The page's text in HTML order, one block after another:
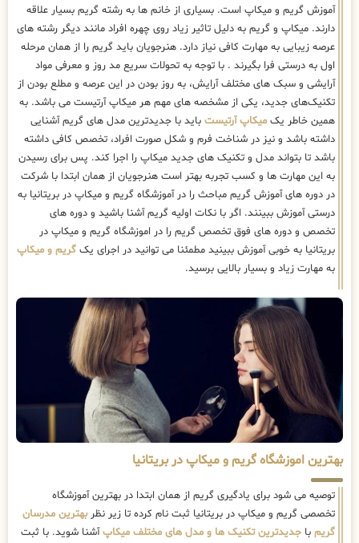
آموزش گریم و میکاپ است. بسیاری از خانم ها به رشته گریم بسیار علاقه
دارند. میکاپ و گریم به دلیل تاثیر زیاد روی چهره افراد مانند دیگر رشته های
عرصه زیبایی به مهارت کافی نیاز دارد. هنرجویان باید گریم را از همان مرحله
اول به درستی فرا بگیرند . با توجه به تحولات سریع مد روز و معرفی مواد
آرایشی و سبک های مختلف آرایش، به روز بودن در این عرصه و مطلع بودن از
تکنیک‌های جدید، یکی از مشخصه های مهم هر میکاپ آرتیست می باشد. به
همین خاطر یک میکاپ آرتیست باید با جدیدترین مدل های گریم آشنایی
داشته باشد و نیز در شناخت فرم و شکل صورت افراد، تخصص کافی داشته
باشد تا بتواند مدل و تکنیک های جدید میکاپ را اجرا کند. پس برای رسیدن
به این مهارت ها و کسب تجربه بهتر است هنرجویان از همان ابتدا با شرکت
در دوره های آموزش گریم مباحث را در آموزشگاه گریم و میکاپ در بریتانیا به
درستی آموزش ببینند. اگر با نکات اولیه گریم آشنا باشید و دوره های
تخصص و دوره های فوق تخصص گریم را در اموزشگاه گریم و میکاپ در
بریتانیا به خوبی آموزش ببینید مطمئنا می توانید در اجرای یک گریم و میکاپ
به مهارت زیاد و بسیار بالایی برسید.
بهترین اموزشگاه گریم و میکاپ در بریتانیا
توصیه می شود برای یادگیری گریم از همان ابتدا در بهترین آموزشگاه
تخصصی گریم و میکاپ در بریتانیا ثبت نام کرده تا زیر نظربهترین مدرسان
گریم با جدیدترین تکنیک ها و مدل های مختلف میکاپآشنا شوید. با ثبت